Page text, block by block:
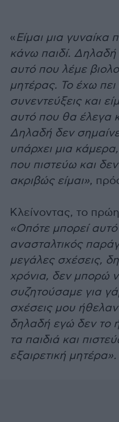
«Είμαι μια γυναίκα
κάνω παιδί.
αυτό που λέμε
μητέρας. Το έχω
συνεντεύξεις και
αυτό που θα έλεγα
Δηλαδή δεν
υπάρχει μια
που πιστεύω και
ακριβώς είμαι»,
Κλείνοντας, το
«Οπότε μπορεί
ανασταλτικός
μεγάλες σχέσεις,
χρόνια, δεν μπορώ
συζητούσαμε για
σχέσεις μου
δηλαδή εγώ δεν το
τα παιδιά και
εξαιρετική μητέρα».